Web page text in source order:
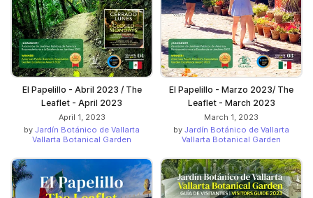
El Papelillo - Abril 2023 / The
Leaflet - April 2023
April 1, 2023
by Jardín Botánico de Vallarta
Vallarta Botanical Garden
El Papelillo - Marzo 2023/ The
Leaflet - March 2023
March 1, 2023
by Jardín Botánico de Vallarta
Vallarta Botanical Garden